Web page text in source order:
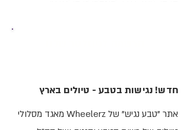
חדש! נגישות בטבע - טיולים בארץ
אתר "טבע נגיש" של Wheelerz מאגד מסלולי